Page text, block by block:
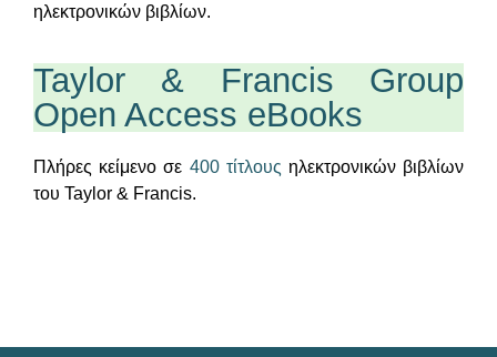
ηλεκτρονικών βιβλίων.
Taylor & Francis Group
Open Access eBooks
Πλήρες κείμενο σε 400 τίτλους ηλεκτρονικών βιβλίων
του Taylor & Francis.